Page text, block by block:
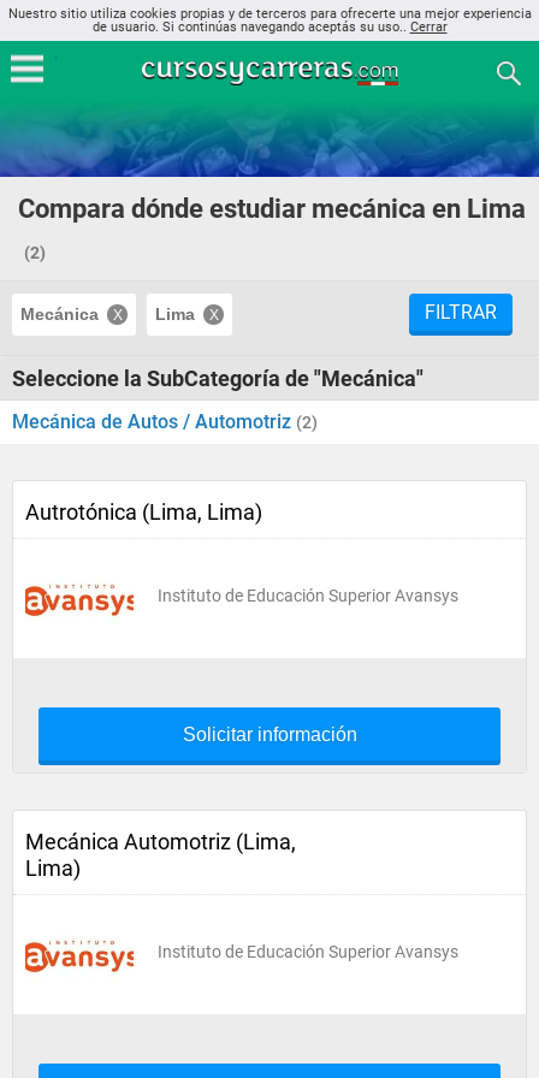
Nuestro sitio utiliza cookies propias y de terceros para ofrecerte una mejor experiencia
de usuario. Si continúas navegando aceptás su uso.. Cerrar
Compara dónde estudiar mecánica en Lima
(2)
Mecánica Lima FILTRAR
Seleccione la SubCategoría de "Mecánica"
Mecánica de Autos / Automotriz (2)
Autrotónica (Lima, Lima)
Instituto de Educación Superior Avansys
Solicitar información
Mecánica Automotriz (Lima,
Lima)
Instituto de Educación Superior Avansys